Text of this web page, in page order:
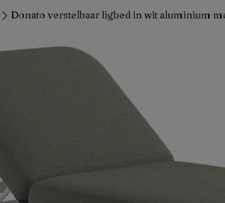
Donato verstelbaar ligbed in wit aluminium